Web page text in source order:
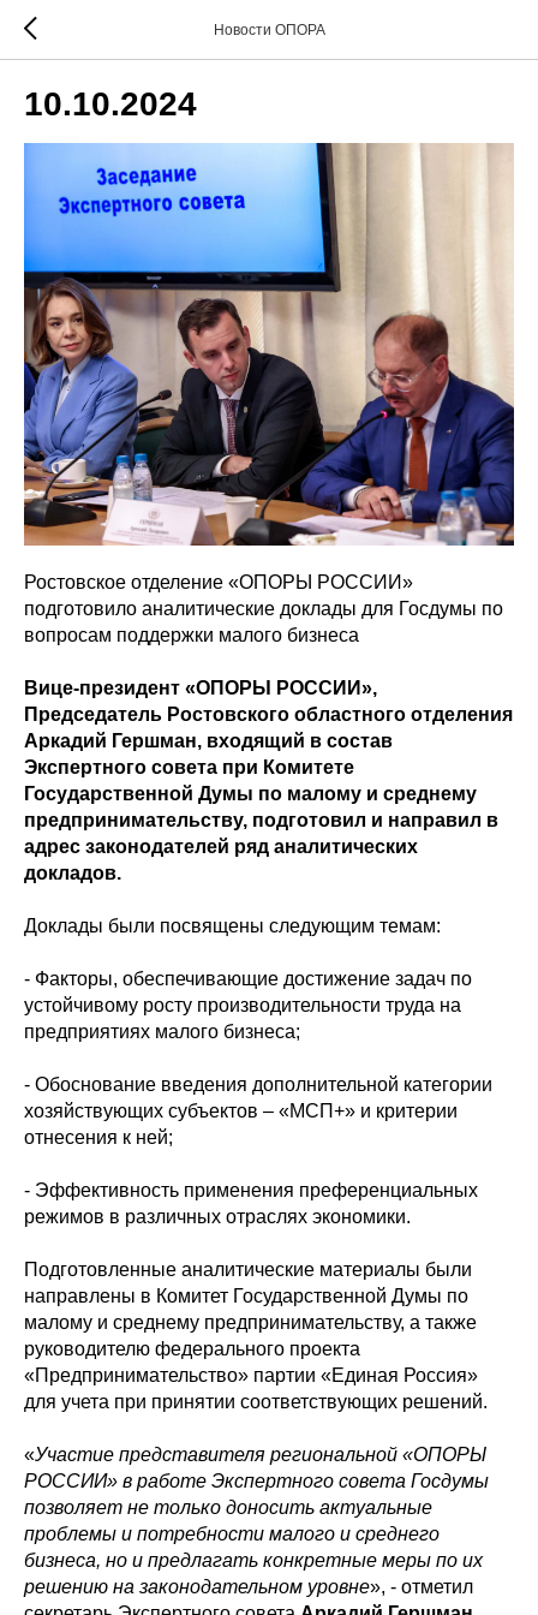
Новости ОПОРА
10.10.2024
Ростовское отделение «ОПОРЫ РОССИИ»
подготовило аналитические доклады для Госдумы по
вопросам поддержки малого бизнеса
Вице-президент «ОПОРЫ РОССИИ»,
Председатель Ростовского областного отделения
Аркадий Гершман, входящий в состав
Экспертного совета при Комитете
Государственной Думы по малому и среднему
предпринимательству, подготовил и направил в
адрес законодателей ряд аналитических
докладов.
Доклады были посвящены следующим темам:
- Факторы, обеспечивающие достижение задач по
устойчивому росту производительности труда на
предприятиях малого бизнеса;
- Обоснование введения дополнительной категории
хозяйствующих субъектов – «МСП+» и критерии
отнесения к ней;
- Эффективность применения преференциальных
режимов в различных отраслях экономики.
Подготовленные аналитические материалы были
направлены в Комитет Государственной Думы по
малому и среднему предпринимательству, а также
руководителю федерального проекта
«Предпринимательство» партии «Единая Россия»
для учета при принятии соответствующих решений.
«Участие представителя региональной «ОПОРЫ
РОССИИ» в работе Экспертного совета Госдумы
позволяет не только доносить актуальные
проблемы и потребности малого и среднего
бизнеса, но и предлагать конкретные меры по их
решению на законодательном уровне», - отметил